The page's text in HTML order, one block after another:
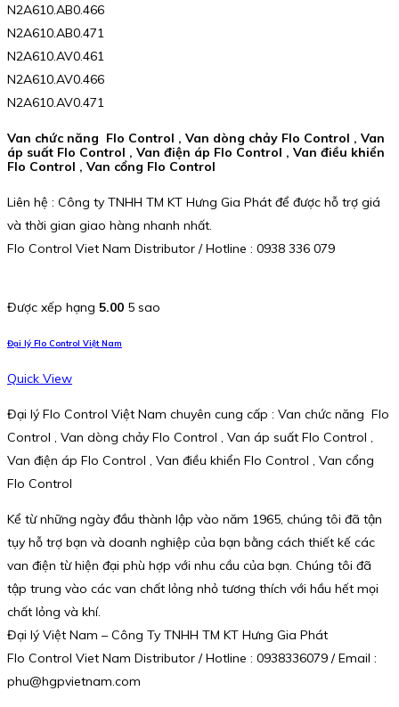
N2A610.AB0.466
N2A610.AB0.471
N2A610.AV0.461
N2A610.AV0.466
N2A610.AV0.471
Van chức năng Flo Control , Van dòng chảy Flo Control , Van
áp suất Flo Control , Van điện áp Flo Control , Van điều khiển
Flo Control , Van cổng Flo Control
Liên hệ : Công ty TNHH TM KT Hưng Gia Phát để được hỗ trợ giá
và thời gian giao hàng nhanh nhất.
Flo Control Viet Nam Distributor / Hotline : 0938 336 079
Được xếp hạng 5.00 5 sao
Đại lý Flo Control Việt Nam
Quick View
Đại lý Flo Control Việt Nam chuyên cung cấp : Van chức năng Flo
Control , Van dòng chảy Flo Control , Van áp suất Flo Control ,
Van điện áp Flo Control , Van điều khiển Flo Control , Van cổng
Flo Control
Kể từ những ngày đầu thành lập vào năm 1965, chúng tôi đã tận
tụy hỗ trợ bạn và doanh nghiệp của bạn bằng cách thiết kế các
van điện từ hiện đại phù hợp với nhu cầu của bạn. Chúng tôi đã
tập trung vào các van chất lỏng nhỏ tương thích với hầu hết mọi
chất lỏng và khí.
Đại lý Việt Nam – Công Ty TNHH TM KT Hưng Gia Phát
Flo Control Viet Nam Distributor / Hotline : 0938336079 / Email :
phu@hgpvietnam.com